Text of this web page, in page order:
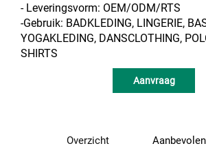
- Leveringsvorm: OEM/ODM/RTS
-Gebruik: BADKLEDING, LINGERIE,
YOGAKLEDING, DANSCLOTHING,
SHIRTS
Aanvraag
Overzicht